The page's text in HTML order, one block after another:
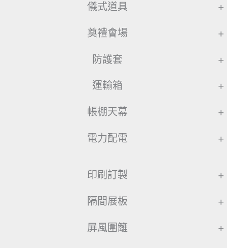
儀式道具 +
奠禮會場 +
防護套 +
運輸箱 +
帳棚天幕 +
電力配電 +
印刷訂製 +
隔間展板 +
屏風圍籬 +